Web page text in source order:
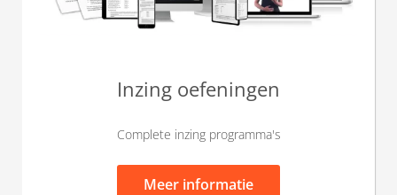
Inzing oefeningen
Complete inzing programma's
Meer informatie